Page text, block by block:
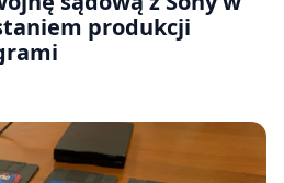
produkcji